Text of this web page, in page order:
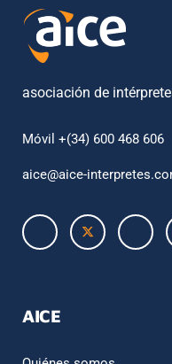
asociación de
Móvil +(34) 600 468 606
aice@aice-
AICE